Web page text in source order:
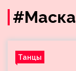
#Маска
Танцы